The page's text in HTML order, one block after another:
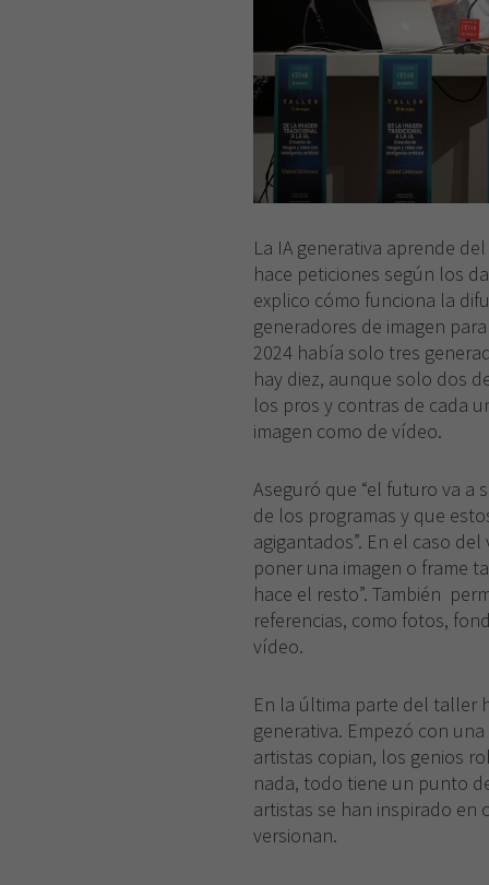
La IA generativa aprende
hace peticiones según los
explico cómo funciona la
generadores de imagen
2024 había solo tres
hay diez, aunque solo dos
los pros y contras de cada
imagen como de vídeo.
Aseguró que “el futuro va a
de los programas y que
agigantados”. En el caso
poner una imagen o frame
hace el resto”. También
referencias, como fotos,
vídeo.
En la última parte del taller
generativa. Empezó con
artistas copian, los genios
nada, todo tiene un punto
artistas se han inspirado en
versionan.